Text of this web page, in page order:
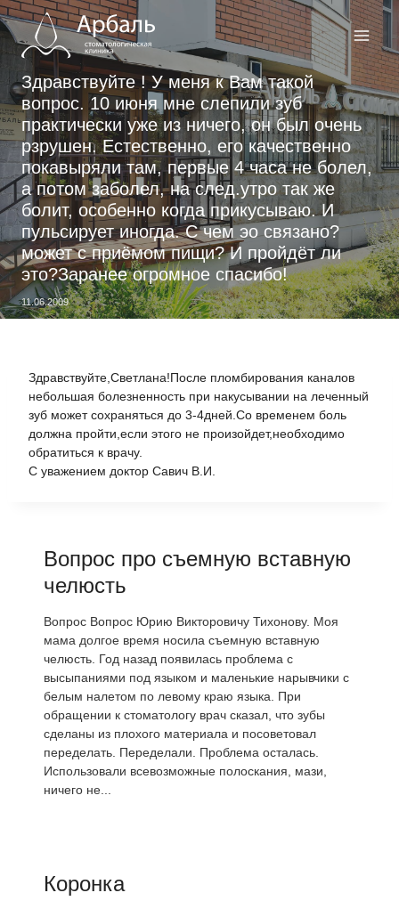
Перейти
к
содержимому
Здравствуйте ! У меня к Вам такой
вопрос. 10 июня мне слепили зуб
практически уже из ничего, он был очень
рзрушен. Естественно, его качественно
покавыряли там, первые 4 часа не болел,
а потом заболел, на след.утро так же
болит, особенно когда прикусываю. И
пульсирует иногда. С чем эо связано?
может с приёмом пищи? И пройдёт ли
это?Заранее огромное спасибо!
11.06.2009
Здравствуйте,Светлана!После пломбирования каналов
небольшая болезненность при накусывании на леченный
зуб может сохраняться до 3-4дней.Со временем боль
должна пройти,если этого не произойдет,необходимо
обратиться к врачу.
С уважением доктор Савич В.И.
Вопрос про съемную вставную
челюсть
Вопрос Вопрос Юрию Викторовичу Тихонову. Моя
мама долгое время носила съемную вставную
челюсть. Год назад появилась проблема с
высыпаниями под языком и маленькие нарывчики с
белым налетом по левому краю языка. При
обращении к стоматологу врач сказал, что зубы
сделаны из плохого материала и посоветовал
переделать. Переделали. Проблема осталась.
Использовали всевозможные полоскания, мази,
ничего не...
Коронка